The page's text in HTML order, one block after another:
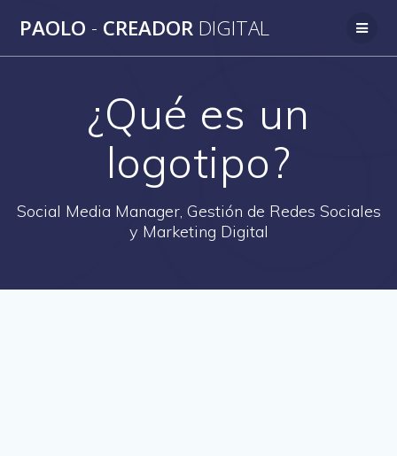
al
PAOLO - CREADOR DIGITAL
¿Qué es un
logotipo?
Social Media Manager, Gestión de Redes Sociales
y Marketing Digital